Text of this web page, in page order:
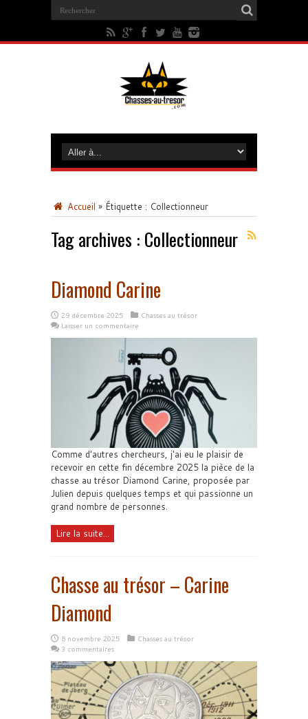
Accueil » Étiquette : Collectionneur
Tag archives : Collectionneur
Diamond Carine
29 décembre 2025
Chasses au trésor
Laisser un commentaire
Comme d'autres chercheurs, j'ai eu le plaisir de
recevoir en cette fin décembre 2025 la pièce de la
chasse au trésor Diamond Carine, proposée par
Julien depuis quelques temps et qui passionne un
grand nombre de personnes.
Lire la suite...
Chasse au trésor – Carine
Diamond
8 novembre 2025
Chasses au trésor
3 commentaires